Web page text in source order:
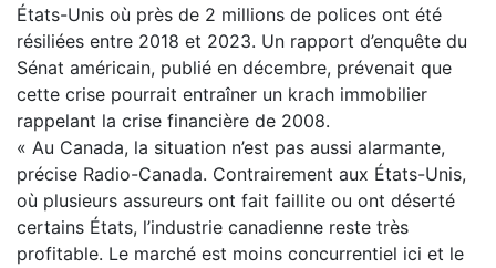
États-Unis où près de 2 millions de polices ont été
résiliées entre 2018 et 2023. Un rapport d’enquête du
Sénat américain, publié en décembre, prévenait que
cette crise pourrait entraîner un krach immobilier
rappelant la crise financière de 2008.
« Au Canada, la situation n’est pas aussi alarmante,
précise Radio-Canada. Contrairement aux États-Unis,
où plusieurs assureurs ont fait faillite ou ont déserté
certains États, l’industrie canadienne reste très
profitable. Le marché est moins concurrentiel ici et le